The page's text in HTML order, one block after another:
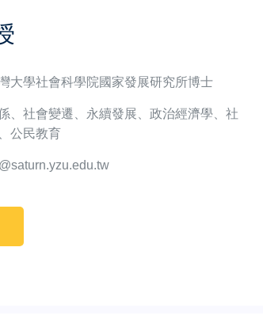
大學社會科學院國家發展研究所博士
、社會變遷、永續發展、政治經濟學、社
公民教育